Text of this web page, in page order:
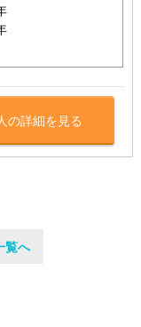
の詳細を見る
覧へ